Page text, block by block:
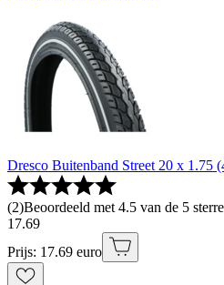
Dresco Buitenband Street 20 x 1.75
(2)Beoordeeld met 4.5 van de 5
17.69
Prijs: 17.69 euro